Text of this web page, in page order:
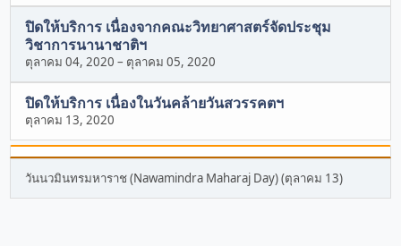
ปิดให้บริการ เนื่องจากคณะวิทยาศาสตร์จัดประชุม
วิชาการนานาชาติฯ
ตุลาคม 04, 2020 – ตุลาคม 05, 2020
ปิดให้บริการ เนื่องในวันคล้ายวันสวรรคตฯ
ตุลาคม 13, 2020
วันนวมินทรมหาราช (Nawamindra Maharaj Day) (ตุลาคม 13)